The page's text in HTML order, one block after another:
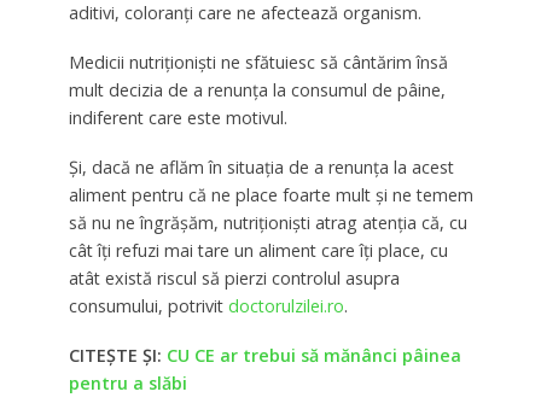
aditivi, coloranți care ne afectează organism.
Medicii nutriţionişti ne sfătuiesc să cântărim însă
mult decizia de a renunţa la consumul de pâine,
indiferent care este motivul.
Şi, dacă ne aflăm în situaţia de a renunţa la acest
aliment pentru că ne place foarte mult şi ne temem
să nu ne îngrăşăm, nutriţionişti atrag atenţia că, cu
cât îți refuzi mai tare un aliment care îți place, cu
atât există riscul să pierzi controlul asupra
consumului, potrivit doctorulzilei.ro.
CITEȘTE ȘI: CU CE ar trebui să mănânci pâinea
pentru a slăbi